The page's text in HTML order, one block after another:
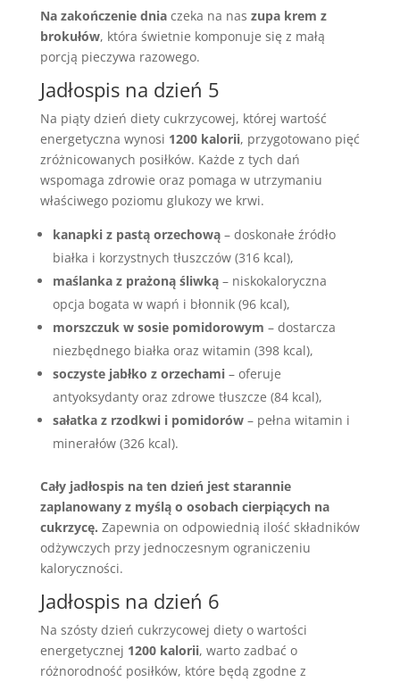
Na zakończenie dniaczeka na nas zupa krem z
brokułów, która świetnie komponuje się z małą
porcją pieczywa razowego.
Jadłospis na dzień 5
Na piąty dzień diety cukrzycowej, której wartość
energetyczna wynosi 1200 kalorii, przygotowano pięć
zróżnicowanych posiłków. Każde z tych dań
wspomaga zdrowie oraz pomaga w utrzymaniu
właściwego poziomu glukozy we krwi.
kanapki z pastą orzechową– doskonałe źródło
białka i korzystnych tłuszczów (316 kcal),
maślanka z prażoną śliwką– niskokaloryczna
opcja bogata w wapń i błonnik (96 kcal),
morszczuk w sosie pomidorowym – dostarcza
niezbędnego białka oraz witamin (398 kcal),
soczyste jabłko z orzechami– oferuje
antyoksydanty oraz zdrowe tłuszcze (84 kcal),
sałatka z rzodkwi i pomidorów– pełna witamin i
minerałów (326 kcal).
Cały jadłospis na ten dzień jest starannie
zaplanowany z myślą o osobach cierpiących na
cukrzycę. Zapewnia on odpowiednią ilość składników
odżywczych przy jednoczesnym ograniczeniu
kaloryczności.
Jadłospis na dzień 6
Na szósty dzień cukrzycowej diety o wartości
energetycznej 1200 kalorii, warto zadbać o
różnorodność posiłków, które będą zgodne z